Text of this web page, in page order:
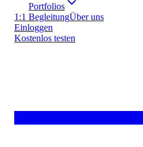
Portfolios
1:1 BegleitungÜber uns
Einloggen
Kostenlos testen